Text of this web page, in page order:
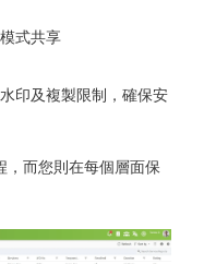
式共享
印及複製限制，確保安
，而您則在每個層面保